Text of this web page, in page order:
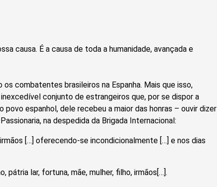
causa. É a causa de toda a humanidade, avançada e
combatentes brasileiros na Espanha. Mais que isso,
conjunto de estrangeiros que, por se dispor a
espanhol, dele recebeu a maior das honras – ouvir dizer
na despedida da Brigada Internacional:
[…] oferecendo-se incondicionalmente […] e nos dias
pátria lar, fortuna, mãe, mulher, filho, irmãos[…].